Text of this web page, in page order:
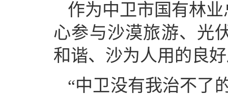
作为中卫市国有林
心参与沙漠旅游、光
和谐、沙为人用的良
“中卫没有我治不了